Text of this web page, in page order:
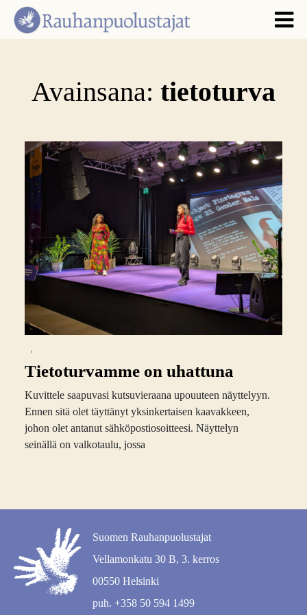
Avainsana: tietoturva
Tietoturvamme on uhattuna
Kuvittele saapuvasi kutsuvieraana upouuteen näyttelyyn.
Ennen sitä olet täyttänyt yksinkertaisen kaavakkeen,
johon olet antanut sähköpostiosoitteesi. Näyttelyn
seinällä on valkotaulu, jossa
Suomen Rauhanpuolustajat
Vellamonkatu 30 B, 3. kerros
00550 Helsinki
puh. +358 50 594 1499